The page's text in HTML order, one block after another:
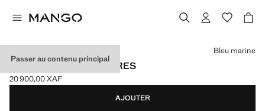
Passer au contenu principal
PYJAMA LONG À RAYURES
Prix actuel [20 900,00 XAF ]
20 900,00 XAF
Choisissez une couleur
Bleu marine
AJOUTER